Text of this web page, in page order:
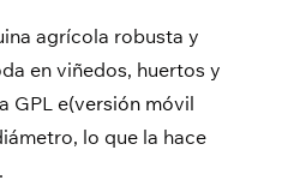
agrícola robusta y
en viñedos, huertos y
GPL e(versión móvil
lo que la hace